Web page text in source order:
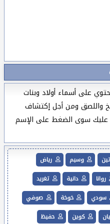
على أسماء أولاد وبنات
واللصق ومن أجل إكتشاف
عليك سوى الضغط على الإسم
وسيم
رياض
روانا دانية
تغريد
سودي خوخة
صوفي
كوين حفيظ